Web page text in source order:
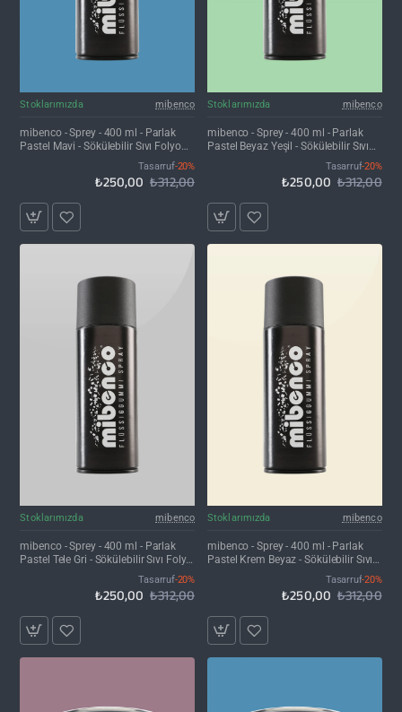
İNDIRIM'DE
Stoklarımızda mibenco
mibenco - Sprey - 400 ml - Parlak
Pastel Mavi - Sökülebilir Sıvı Folyo
Tasarruf-20%
₺250,00 ₺312,00
İNDIRIM'DE
Stoklarımızda mibenco
mibenco - Sprey - 400 ml - Parlak
Pastel Beyaz Yeşil - Sökülebilir Sıvı
Tasarruf-20%
₺250,00 ₺312,00
İNDIRIM'DE
Stoklarımızda mibenco
mibenco - Sprey - 400 ml - Parlak
Pastel Tele Gri - Sökülebilir Sıvı Folyo
Tasarruf-20%
₺250,00 ₺312,00
İNDIRIM'DE
Stoklarımızda mibenco
mibenco - Sprey - 400 ml - Parlak
Pastel Krem Beyaz - Sökülebilir Sıvı
Tasarruf-20%
₺250,00 ₺312,00